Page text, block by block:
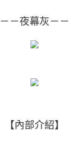
－－夜幕灰－－
【內部介紹】